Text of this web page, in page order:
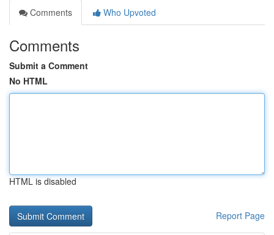
Comments
Who Upvoted
Comments
Submit a Comment
No HTML
HTML is disabled
Report Page